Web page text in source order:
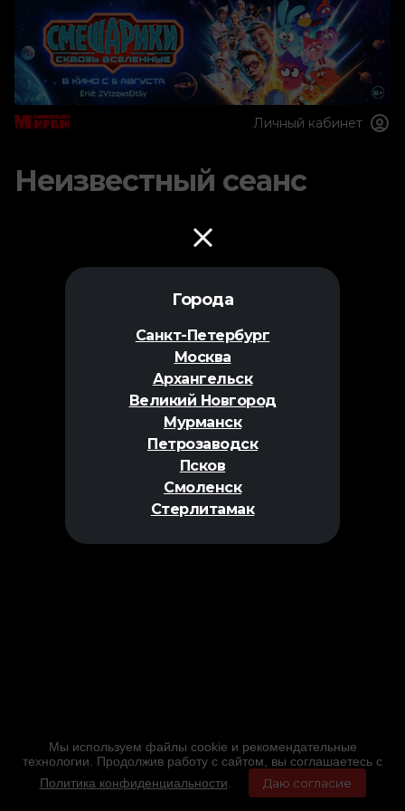
Города
Санкт-Петербург
Москва
Архангельск
Великий Новгород
Мурманск
Петрозаводск
Псков
Смоленск
Стерлитамак
Личный кабинет
Неизвестный сеанс
Мы используем файлы cookie и рекомендательные
технологии. Продолжив работу с сайтом, вы соглашаетесь с
Политика конфиденциальности
Даю согласие